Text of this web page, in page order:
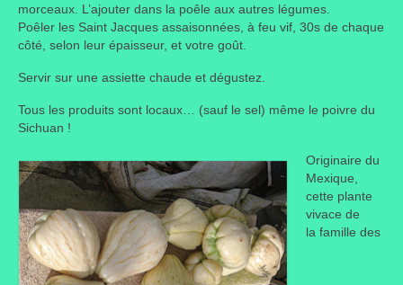
Portes ouvertes
Visites de jardins
Flore et faune
Flore
Arbustes
Graminées
Vivaces
morceaux. L’ajouter dans la poêle aux autres légumes.
Poêler les Saint Jacques assaisonnées, à feu vif, 30s de chaque
côté, selon leur épaisseur, et votre goût.
Servir sur une assiette chaude et dégustez.
Tous les produits sont locaux… (sauf le sel) même le poivre du
Sichuan !
Originaire du
Mexique,
cette plante
vivace de
la famille des